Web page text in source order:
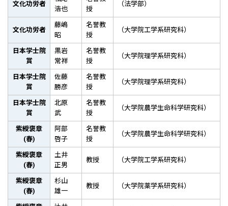
文化功労者
浩也
授
（法学部）
文化功労者
藤嶋
昭
名誉教
授
（大学院工学系研究科）
日本学士院
賞
黒岩
常祥
名誉教
授
（大学院理学系研究科）
日本学士院
賞
佐藤
勝彦
名誉教
授
（大学院理学系研究科）
日本学士院
賞
北原
武
名誉教
授
（大学院農学生命科学研究科）
紫綬褒章
(春)
阿部
啓子
名誉教
授
（大学院農学生命科学研究科）
紫綬褒章
(春)
土井
正男
教授 （大学院工学系研究科）
紫綬褒章
(春)
杉山
雄一
教授 （大学院薬学系研究科）